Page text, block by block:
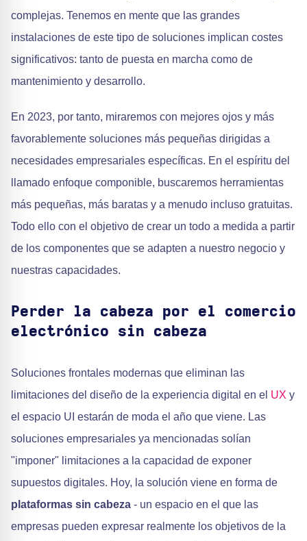
complejas. Tenemos en mente que las grandes
instalaciones de este tipo de soluciones implican costes
significativos: tanto de puesta en marcha como de
mantenimiento y desarrollo.
En 2023, por tanto, miraremos con mejores ojos y más
favorablemente soluciones más pequeñas dirigidas a
necesidades empresariales específicas. En el espíritu del
llamado enfoque componible, buscaremos herramientas
más pequeñas, más baratas y a menudo incluso gratuitas.
Todo ello con el objetivo de crear un todo a medida a partir
de los componentes que se adapten a nuestro negocio y
nuestras capacidades.
Perder la cabeza por el comercio
electrónico sin cabeza
Soluciones frontales modernas que eliminan las
limitaciones del diseño de la experiencia digital en el UX y
el espacio UI estarán de moda el año que viene. Las
soluciones empresariales ya mencionadas solían
"imponer" limitaciones a la capacidad de exponer
supuestos digitales. Hoy, la solución viene en forma de
plataformas sin cabeza - un espacio en el que las
empresas pueden expresar realmente los objetivos de la